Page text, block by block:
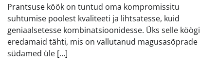
Prantsuse köök on tuntud oma kompromissitu
suhtumise poolest kvaliteeti ja lihtsatesse, kuid
geniaalsetesse kombinatsioonidesse. Üks selle köögi
eredamaid tähti, mis on vallutanud magusasõprade
südamed üle […]